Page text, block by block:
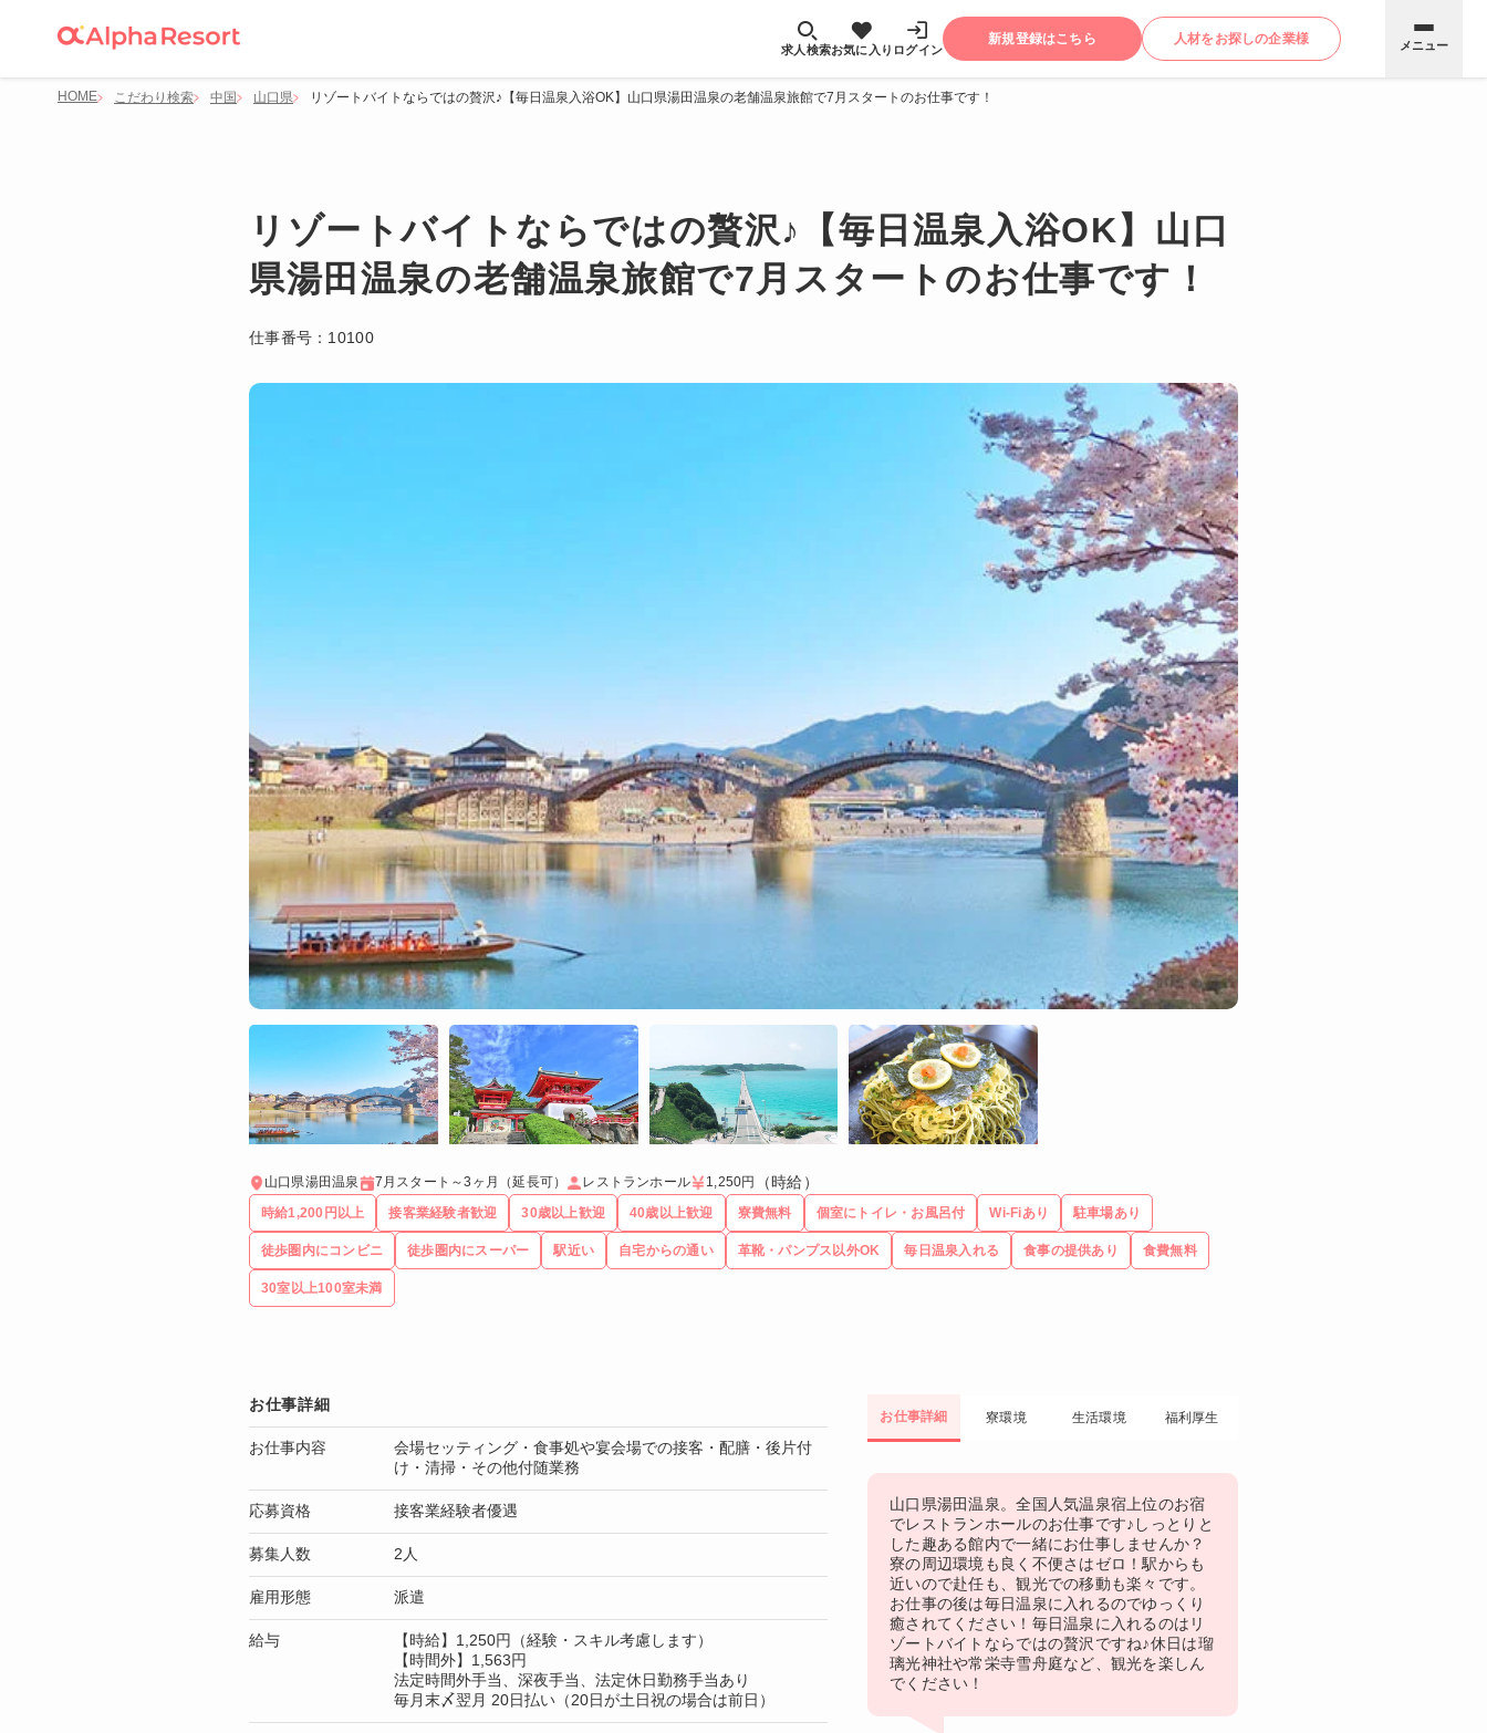
求人検索お気に入り ログイン
新規登録はこちら 人材をお探しの企業様 メニュー
HOME こだわり検索 中国 山口県 リゾートバイトならではの贅沢♪【毎日温泉入浴OK】山口県湯田温泉の老舗温泉旅館で7月スタートのお仕事です！
リゾートバイトならではの贅沢♪【毎日温泉入浴OK】山口
県湯田温泉の老舗温泉旅館で7月スタートのお仕事です！
仕事番号： 10100
山口県湯田温泉 7月スタート～3ヶ月（延長可） レストランホール 1,250円 （時給）
時給1,200円以上 接客業経験者歓迎 30歳以上歓迎 40歳以上歓迎 寮費無料 個室にトイレ・お風呂付 Wi-Fiあり 駐車場あり
徒歩圏内にコンビニ 徒歩圏内にスーパー 駅近い 自宅からの通い 革靴・パンプス以外OK 毎日温泉入れる 食事の提供あり 食費無料
30室以上100室未満
お仕事詳細 寮環境 生活環境 福利厚生
山口県湯田温泉。全国人気温泉宿上位のお宿
でレストランホールのお仕事です♪しっとりと
した趣ある館内で一緒にお仕事しませんか？
寮の周辺環境も良く不便さはゼロ！駅からも
近いので赴任も、観光での移動も楽々です。
お仕事の後は毎日温泉に入れるのでゆっくり
癒されてください！毎日温泉に入れるのはリ
ゾートバイトならではの贅沢ですね♪休日は瑠
璃光神社や常栄寺雪舟庭など、観光を楽しん
でください！
お仕事詳細
お仕事内容
会場セッティング・食事処や宴会場での接客・配膳・後片付
け・清掃・その他付随業務
応募資格 接客業経験者優遇
募集人数 2人
雇用形態 派遣
給与
【時給】1,250円（経験・スキル考慮します）
【時間外】1,563円
法定時間外手当、深夜手当、法定休日勤務手当あり
毎月末〆翌月 20日払い（20日が土日祝の場合は前日）